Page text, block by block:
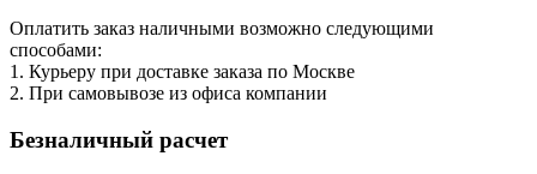
Оплатить заказ наличными возможно следующими
способами:
1. Курьеру при доставке заказа по Москве
2. При самовывозе из офиса компании
Безналичный расчет